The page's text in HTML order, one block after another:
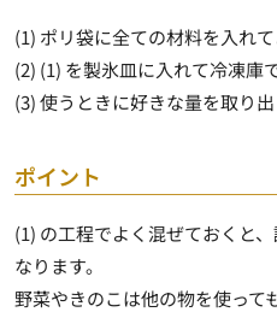
(1) ポリ袋に全ての材料を入れ
(2) (1) を製氷皿に入れて冷凍庫
(3) 使うときに好きな量を取り
ポイント
(1) の工程でよく混ぜておくと
なります。
野菜やきのこは他の物を使って